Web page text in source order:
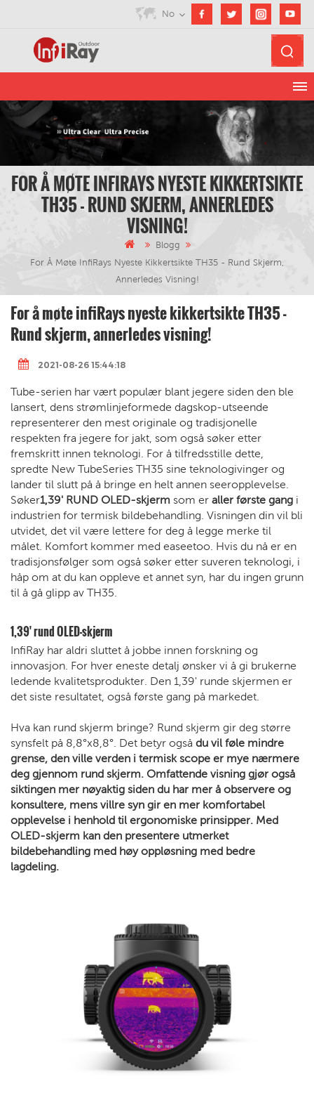
No
FOR Å MØTE INFIRAYS NYESTE KIKKERTSIKTE
TH35 - RUND SKJERM, ANNERLEDES
VISNING!
Blogg
For Å Møte InfiRays Nyeste Kikkertsikte TH35 - Rund Skjerm,
Annerledes Visning!
For å møte infiRays nyeste kikkertsikte TH35 -
Rund skjerm, annerledes visning!
2021-08-26 15:44:18
Tube-serien har vært populær blant jegere siden den ble
lansert, dens strømlinjeformede dagskop-utseende
representerer den mest originale og tradisjonelle
respekten fra jegere for jakt, som også søker etter
fremskritt innen teknologi. For å tilfredsstille dette,
spredte New TubeSeries TH35 sine teknologivinger og
lander til slutt på å bringe en helt annen seeropplevelse.
Søker1,39' RUND OLED-skjerm som er aller første gang i
industrien for termisk bildebehandling. Visningen din vil bli
utvidet, det vil være lettere for deg å legge merke til
målet. Komfort kommer med easeetoo. Hvis du nå er en
tradisjonsfølger som også søker etter suveren teknologi, i
håp om at du kan oppleve et annet syn, har du ingen grunn
til å gå glipp av TH35.
1,39' rund OLED-skjerm
InfiRay har aldri sluttet å jobbe innen forskning og
innovasjon. For hver eneste detalj ønsker vi å gi brukerne
ledende kvalitetsprodukter. Den 1,39' runde skjermen er
det siste resultatet, også første gang på markedet.
Hva kan rund skjerm bringe? Rund skjerm gir deg større
synsfelt på 8,8°x8,8°. Det betyr også du vil føle mindre
grense, den ville verden i termisk scope er mye nærmere
deg gjennom rund skjerm. Omfattende visning gjør også
siktingen mer nøyaktig siden du har mer å observere og
konsultere, mens villre syn gir en mer komfortabel
opplevelse i henhold til ergonomiske prinsipper. Med
OLED-skjerm kan den presentere utmerket
bildebehandling med høy oppløsning med bedre
lagdeling.